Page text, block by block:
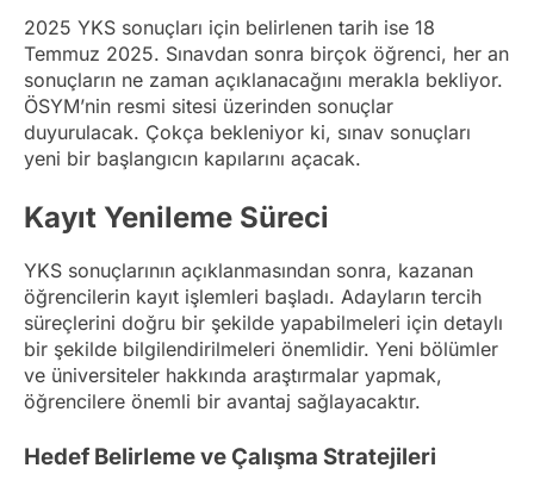
2025 YKS sonuçları için belirlenen tarih ise 18
Temmuz 2025. Sınavdan sonra birçok öğrenci, her an
sonuçların ne zaman açıklanacağını merakla bekliyor.
ÖSYM’nin resmi sitesi üzerinden sonuçlar
duyurulacak. Çokça bekleniyor ki, sınav sonuçları
yeni bir başlangıcın kapılarını açacak.
Kayıt Yenileme Süreci
YKS sonuçlarının açıklanmasından sonra, kazanan
öğrencilerin kayıt işlemleri başladı. Adayların tercih
süreçlerini doğru bir şekilde yapabilmeleri için detaylı
bir şekilde bilgilendirilmeleri önemlidir. Yeni bölümler
ve üniversiteler hakkında araştırmalar yapmak,
öğrencilere önemli bir avantaj sağlayacaktır.
Hedef Belirleme ve Çalışma Stratejileri